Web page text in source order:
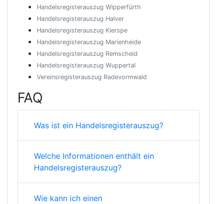
Handelsregisterauszug Wipperfürth
Handelsregisterauszug Halver
Handelsregisterauszug Kierspe
Handelsregisterauszug Marienheide
Handelsregisterauszug Remscheid
Handelsregisterauszug Wuppertal
Vereinsregisterauszug Radevormwald
FAQ
Was ist ein Handelsregisterauszug?
Welche Informationen enthält ein
Handelsregisterauszug?
Wie kann ich einen